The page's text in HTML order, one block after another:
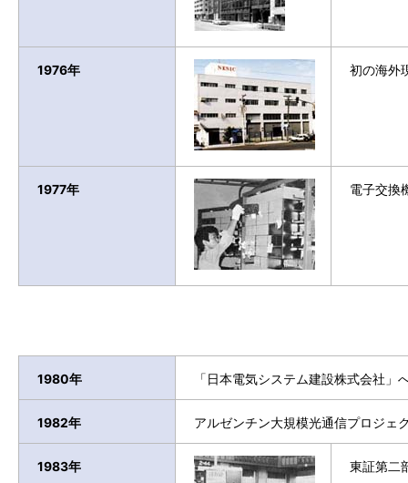
1976年 初の海外
1977年 電子交換
1980年 「日本電気システム建設株式会社」
1982年 アルゼンチン大規模光通信プロジェ
1983年 東証第二